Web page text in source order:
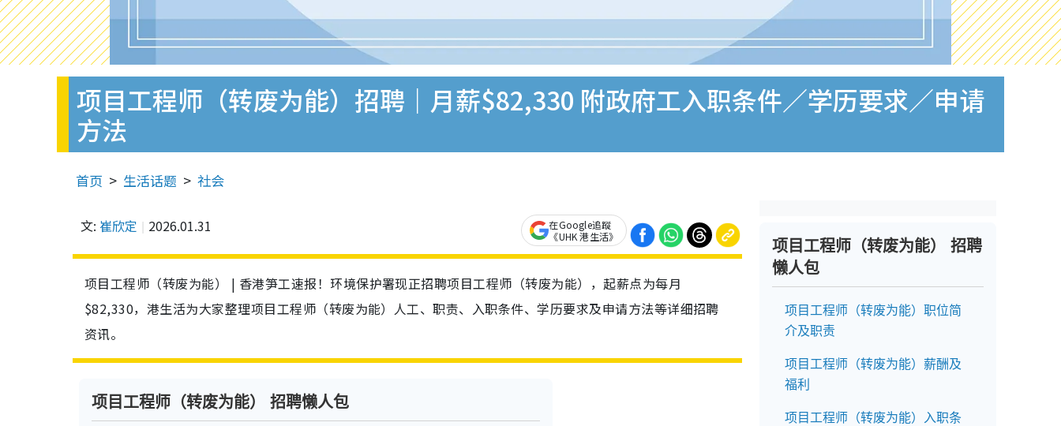
项目工程师（转废为能）招聘｜月薪$82,330 附政府工入职条件／学历要求／申请
方法
首页 生活话题 社会
文: 崔欣定 2026.01.31
在Google追蹤
《UHK 港生活》
项目工程师（转废为能） | 香港笋工速报！环境保护署现正招聘项目工程师（转废为能），起薪点为每月
$82,330，港生活为大家整理项目工程师（转废为能）人工、职责、入职条件、学历要求及申请方法等详细招聘
资讯。
项目工程师（转废为能） 招聘懒人包
项目工程师（转废为能） 招聘
懒人包
项目工程师（转废为能）职位简
介及职责
项目工程师（转废为能）薪酬及
福利
项目工程师（转废为能）入职条